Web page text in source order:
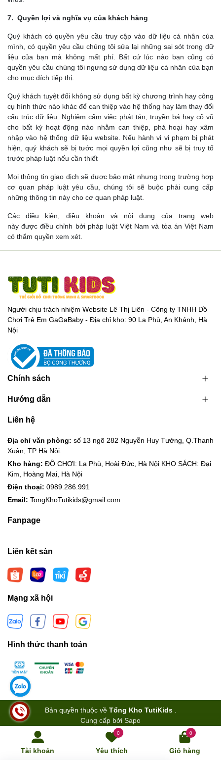
Tài khoản
0
Yêu thích
0
Giỏ hàng
7. Quyền lợi và nghĩa vụ của khách hàng
Quý khách có quyền yêu cầu truy cập vào dữ liệu cá nhân của
mình, có quyền yêu cầu chúng tôi sửa lại những sai sót trong dữ
liệu của bạn mà không mất phí. Bất cứ lúc nào bạn cũng có
quyền yêu cầu chúng tôi ngưng sử dụng dữ liệu cá nhân của bạn
cho mục đích tiếp thị.
Quý khách tuyệt đối không sử dụng bất kỳ chương trình hay công
cụ hình thức nào khác để can thiệp vào hệ thống hay làm thay đổi
cấu trúc dữ liệu. Nghiêm cấm việc phát tán, truyền bá hay cổ vũ
cho bất kỳ hoạt động nào nhằm can thiệp, phá hoại hay xâm
nhập vào hệ thống dữ liệu website. Nếu hành vi vi phạm bị phát
hiện, quý khách sẽ bị tước mọi quyền lợi cũng như sẽ bị truy tố
trước pháp luật nếu cần thiết
Mọi thông tin giao dịch sẽ được bảo mật nhưng trong trường hợp
cơ quan pháp luật yêu cầu, chúng tôi sẽ buộc phải cung cấp
những thông tin này cho cơ quan pháp luật.
Các điều kiện, điều khoản và nội dung của trang web
này được điều chỉnh bởi pháp luật Việt Nam và tòa án Việt Nam
có thẩm quyền xem xét.
Người chịu trách nhiệm Website Lê Thị Liên - Công ty TNHH Đồ
Chơi Trẻ Em GaGaBaby - Địa chỉ kho: 90 La Phù, An Khánh, Hà
Nội
Chính sách
Hướng dẫn
Liên hệ
Địa chỉ văn phòng: số 13 ngõ 282 Nguyễn Huy Tưởng, Q.Thanh
Xuân, TP Hà Nội.
Kho hàng: ĐỒ CHƠI: La Phù, Hoài Đức, Hà Nội KHO SÁCH: Đại
Kim, Hoàng Mai, Hà Nội
Điện thoại: 0989.286.991
Email: TongKhoTutikids@gmail.com
Fanpage
Liên kết sàn
Mạng xã hội
Hình thức thanh toán
Bản quyền thuộc về Tổng Kho TutiKids
Cung cấp bởi Sapo